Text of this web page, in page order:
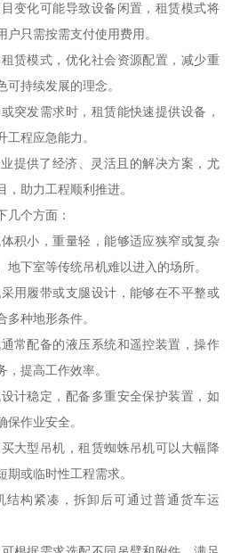
变化可能导致设备闲置，租赁模式将
只需按需支付使用费用。
赁模式，优化社会资源配置，减少重
持续发展的理念。
突发需求时，租赁能快速提供设备，
程应急能力。
提供了经济、灵活且的解决方案，尤
助力工程顺利推进。
几个方面：
积小，重量轻，能够适应狭窄或复杂
下室等传统吊机难以进入的场所。
用履带或支腿设计，能够在不平整或
种地形条件。
常配备的液压系统和遥控装置，操作
提高工作效率。
计稳定，配备多重安全保护装置，如
作业安全。
大型吊机，租赁蜘蛛吊机可以大幅降
或临时性工程需求。
构紧凑，拆卸后可通过普通货车运